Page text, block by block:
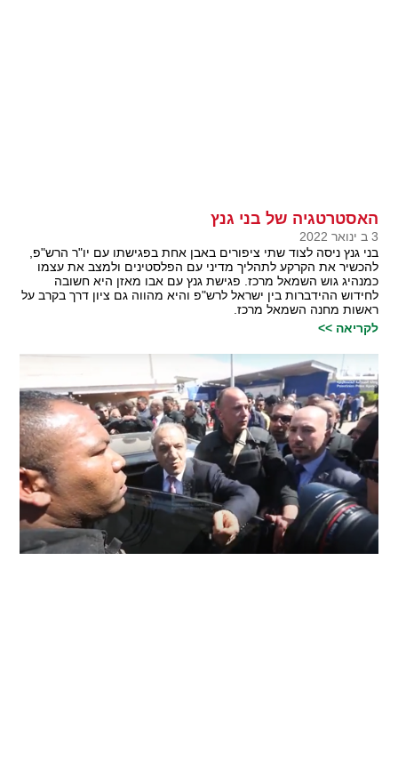
האסטרטגיה של בני גנץ
3 ב ינואר 2022
בני גנץ ניסה לצוד שתי ציפורים באבן אחת בפגישתו עם יו"ר הרש"פ,
להכשיר את הקרקע לתהליך מדיני עם הפלסטינים ולמצב את עצמו
כמנהיג גוש השמאל מרכז. פגישת גנץ עם אבו מאזן היא חשובה
לחידוש ההידברות בין ישראל לרש"פ והיא מהווה גם ציון דרך בקרב על
ראשות מחנה השמאל מרכז.
לקריאה >>